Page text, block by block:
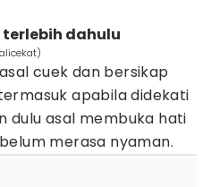
dahulu
cuek dan bersikap
apabila didekati
dulu asal membuka hati
merasa nyaman.